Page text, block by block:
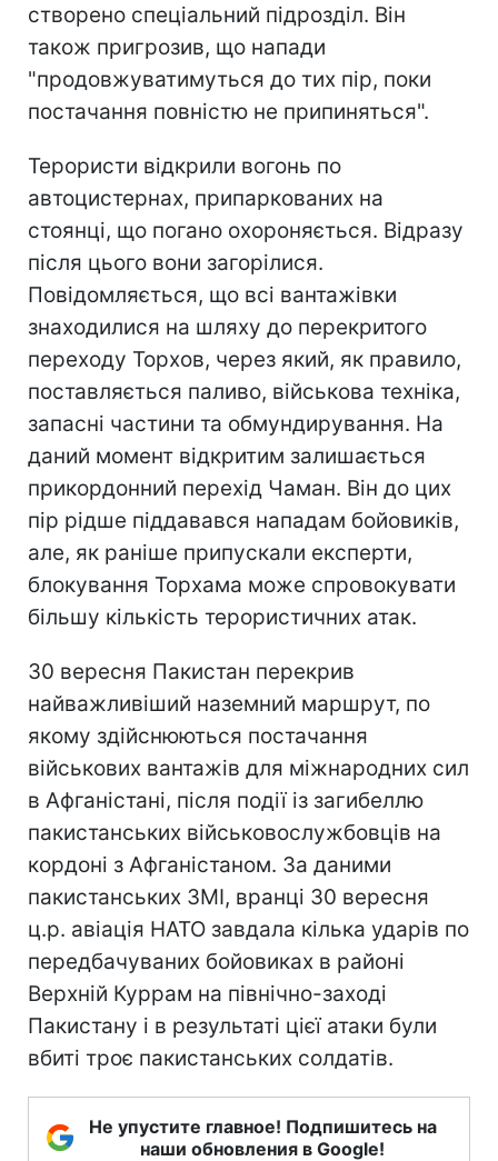
створено спеціальний підрозділ. Він
також пригрозив, що напади
"продовжуватимуться до тих пір, поки
постачання повністю не припиняться".
Терористи відкрили вогонь по
автоцистернах, припаркованих на
стоянці, що погано охороняється. Відразу
після цього вони загорілися.
Повідомляється, що всі вантажівки
знаходилися на шляху до перекритого
переходу Торхов, через який, як правило,
поставляється паливо, військова техніка,
запасні частини та обмундирування. На
даний момент відкритим залишається
прикордонний перехід Чаман. Він до цих
пір рідше піддавався нападам бойовиків,
але, як раніше припускали експерти,
блокування Торхама може спровокувати
більшу кількість терористичних атак.
30 вересня Пакистан перекрив
найважливіший наземний маршрут, по
якому здійснюються постачання
військових вантажів для міжнародних сил
в Афганістані, після події із загибеллю
пакистанських військовослужбовців на
кордоні з Афганістаном. За даними
пакистанських ЗМІ, вранці 30 вересня
ц.р. авіація НАТО завдала кілька ударів по
передбачуваних бойовиках в районі
Верхній Куррам на північно-заході
Пакистану і в результаті цієї атаки були
вбиті троє пакистанських солдатів.
Не упустите главное! Подпишитесь на
наши обновления в Google!